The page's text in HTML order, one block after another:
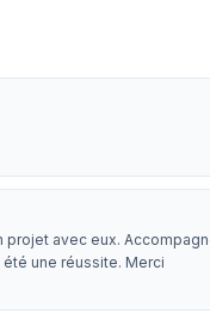
avec eux.
une réussite. Merci